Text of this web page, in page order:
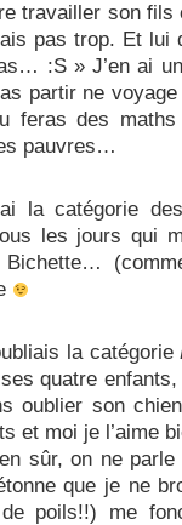
travailler son fils
pas trop. Et lui
:S » J’en ai
partir ne
feras des
pauvres…
la catégorie des
les jours qui
Bichette…
la catégorie
quatre
oublier son
et moi je l’aime
sûr, on ne
que je ne
poils!!) me